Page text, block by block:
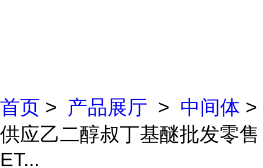
首页 > 产品展厅 > 中间体 >
供应乙二醇叔丁基醚批发零售
ET...